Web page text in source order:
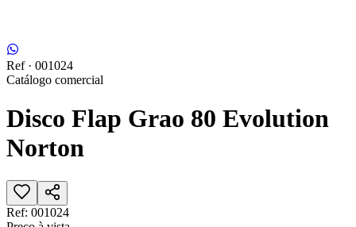
Ref · 001024
Catálogo comercial
Disco Flap Grao 80 Evolution
Norton
Ref: 001024